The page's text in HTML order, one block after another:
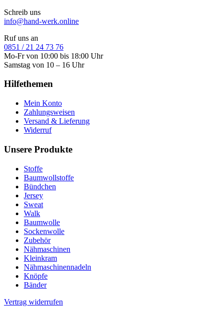
Schreib uns
info@hand-werk.online
Ruf uns an
0851 / 21 24 73 76
Mo-Fr von 10:00 bis 18:00 Uhr
Samstag von 10 – 16 Uhr
Hilfethemen
Mein Konto
Zahlungsweisen
Versand & Lieferung
Widerruf
Unsere Produkte
Stoffe
Baumwollstoffe
Bündchen
Jersey
Sweat
Walk
Baumwolle
Sockenwolle
Zubehör
Nähmaschinen
Kleinkram
Nähmaschinennadeln
Knöpfe
Bänder
Vertrag widerrufen